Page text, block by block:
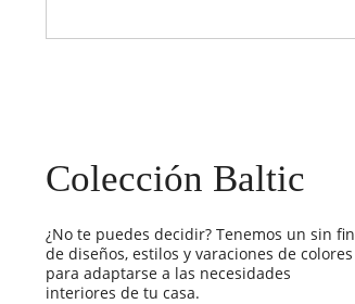
Colección Baltic
¿No te puedes decidir? Tenemos un sin fin
de diseños, estilos y varaciones de colores
para adaptarse a las necesidades
interiores de tu casa.